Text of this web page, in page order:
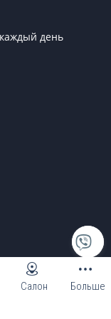
Салон Больше
эконом
день